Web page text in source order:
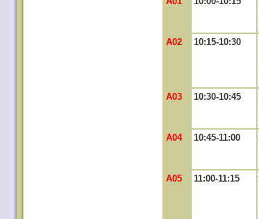
A02
10:15-10:30
A03 10:30-10:45
A04
10:45-11:00
A05
11:00-11:15